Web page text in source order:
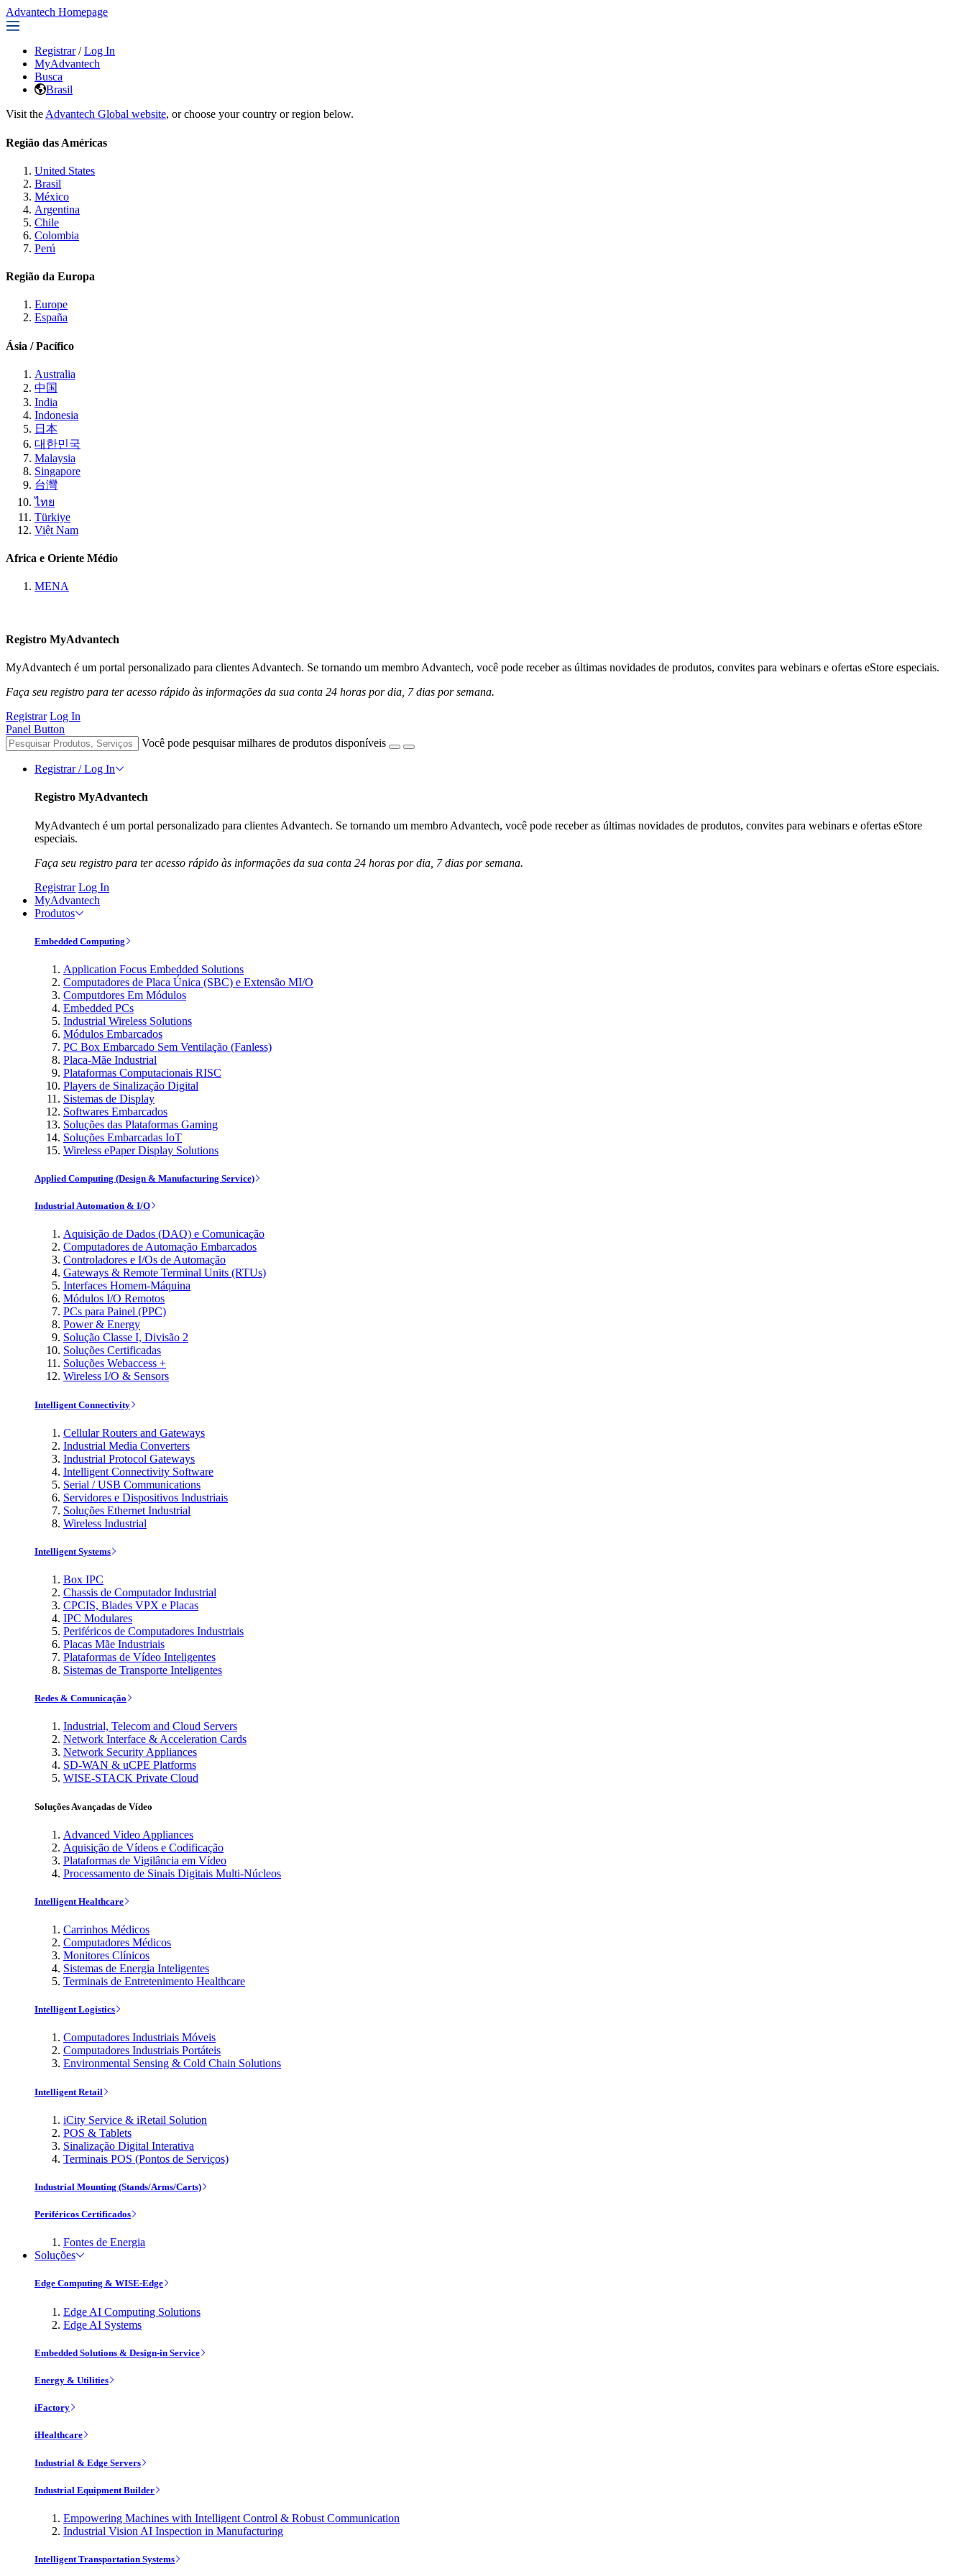
Advantech Homepage
Registrar / Log In
MyAdvantech
Busca
Brasil
Visit the Advantech Global website, or choose your country or region below.
Região das Américas
United States
Brasil
México
Argentina
Chile
Colombia
Perú
Região da Europa
Europe
España
Ásia / Pacífico
Australia
中国
India
Indonesia
日本
대한민국
Malaysia
Singapore
台灣
ไทย
Türkiye
Việt Nam
Africa e Oriente Médio
MENA
Registro MyAdvantech
MyAdvantech é um portal personalizado para clientes Advantech. Se tornando um membro Advantech, você pode receber as últimas novidades de produtos, convites para webinars e ofertas eStore especiais.
Faça seu registro para ter acesso rápido às informações da sua conta 24 horas por dia, 7 dias por semana.
Registrar Log In
Panel Button
Você pode pesquisar milhares de produtos disponíveis
Registrar / Log In
Registro MyAdvantech
MyAdvantech é um portal personalizado para clientes Advantech. Se tornando um membro Advantech, você pode receber as últimas novidades de produtos, convites para webinars e ofertas eStore
especiais.
Faça seu registro para ter acesso rápido às informações da sua conta 24 horas por dia, 7 dias por semana.
Registrar Log In
MyAdvantech
Produtos
Embedded Computing
Application Focus Embedded Solutions
Computadores de Placa Única (SBC) e Extensão MI/O
Computdores Em Módulos
Embedded PCs
Industrial Wireless Solutions
Módulos Embarcados
PC Box Embarcado Sem Ventilação (Fanless)
Placa-Mãe Industrial
Plataformas Computacionais RISC
Players de Sinalização Digital
Sistemas de Display
Softwares Embarcados
Soluções das Plataformas Gaming
Soluções Embarcadas IoT
Wireless ePaper Display Solutions
Applied Computing (Design & Manufacturing Service)
Industrial Automation & I/O
Aquisição de Dados (DAQ) e Comunicação
Computadores de Automação Embarcados
Controladores e I/Os de Automação
Gateways & Remote Terminal Units (RTUs)
Interfaces Homem-Máquina
Módulos I/O Remotos
PCs para Painel (PPC)
Power & Energy
Solução Classe I, Divisão 2
Soluções Certificadas
Soluções Webaccess +
Wireless I/O & Sensors
Intelligent Connectivity
Cellular Routers and Gateways
Industrial Media Converters
Industrial Protocol Gateways
Intelligent Connectivity Software
Serial / USB Communications
Servidores e Dispositivos Industriais
Soluções Ethernet Industrial
Wireless Industrial
Intelligent Systems
Box IPC
Chassis de Computador Industrial
CPCIS, Blades VPX e Placas
IPC Modulares
Periféricos de Computadores Industriais
Placas Mãe Industriais
Plataformas de Vídeo Inteligentes
Sistemas de Transporte Inteligentes
Redes & Comunicação
Industrial, Telecom and Cloud Servers
Network Interface & Acceleration Cards
Network Security Appliances
SD-WAN & uCPE Platforms
WISE-STACK Private Cloud
Soluções Avançadas de Vídeo
Advanced Video Appliances
Aquisição de Vídeos e Codificação
Plataformas de Vigilância em Vídeo
Processamento de Sinais Digitais Multi-Núcleos
Intelligent Healthcare
Carrinhos Médicos
Computadores Médicos
Monitores Clínicos
Sistemas de Energia Inteligentes
Terminais de Entretenimento Healthcare
Intelligent Logistics
Computadores Industriais Móveis
Computadores Industriais Portáteis
Environmental Sensing & Cold Chain Solutions
Intelligent Retail
iCity Service & iRetail Solution
POS & Tablets
Sinalização Digital Interativa
Terminais POS (Pontos de Serviços)
Industrial Mounting (Stands/Arms/Carts)
Periféricos Certificados
Fontes de Energia
Soluções
Edge Computing & WISE-Edge
Edge AI Computing Solutions
Edge AI Systems
Embedded Solutions & Design-in Service
Energy & Utilities
iFactory
iHealthcare
Industrial & Edge Servers
Industrial Equipment Builder
Empowering Machines with Intelligent Control & Robust Communication
Industrial Vision AI Inspection in Manufacturing
Intelligent Transportation Systems